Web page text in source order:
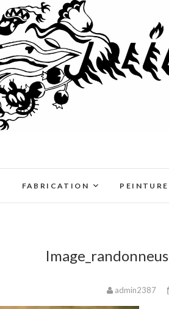
FABRICATION PEINTURE
admin2387